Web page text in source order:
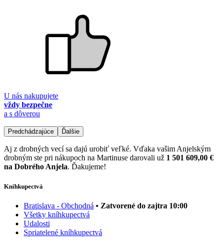
U nás nakupujete
vždy bezpečne
a s dôverou
Predchádzajúce Ďalšie
Aj z drobných vecí sa dajú urobiť veľké. Vďaka vašim Anjelským
drobným ste pri nákupoch na Martinuse darovali už 1 501 609,00 €
na Dobrého Anjela. Ďakujeme!
Kníhkupectvá
Bratislava - Obchodná • Zatvorené do zajtra 10:00
Všetky kníhkupectvá
Udalosti
Spriatelené kníhkupectvá